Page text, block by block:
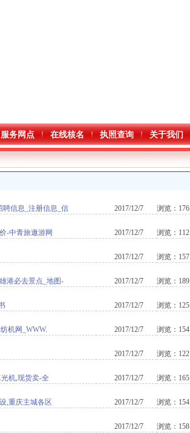
服务网点 在线核名 执照查询 关于我们
聘信息_注册信息_信 2017/12/7 浏览：176
-中青旅遨游网 2017/12/7 浏览：112
2017/12/7 浏览：157
港必去景点_地图- 2017/12/7 浏览：189
2017/12/7 浏览：125
机网_WWW. 2017/12/7 浏览：154
2017/12/7 浏览：122
机,现货卖-全 2017/12/7 浏览：165
,重庆主城各区 2017/12/7 浏览：154
2017/12/7 浏览：158